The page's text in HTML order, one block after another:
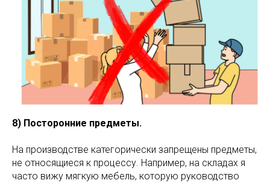
8) Посторонние предметы.
На производстве категорически запрещены предметы,
не относящиеся к процессу. Например, на складах я
часто вижу мягкую мебель, которую руководство